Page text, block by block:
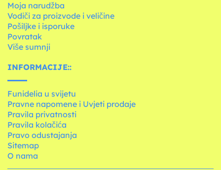
Moja narudžba
Vodiči za proizvode i veličine
Pošiljke i isporuke
Povratak
Više sumnji
INFORMACIJE::
Funidelia u svijetu
Pravne napomene i Uvjeti prodaje
Pravila privatnosti
Pravila kolačića
Pravo odustajanja
Sitemap
O nama